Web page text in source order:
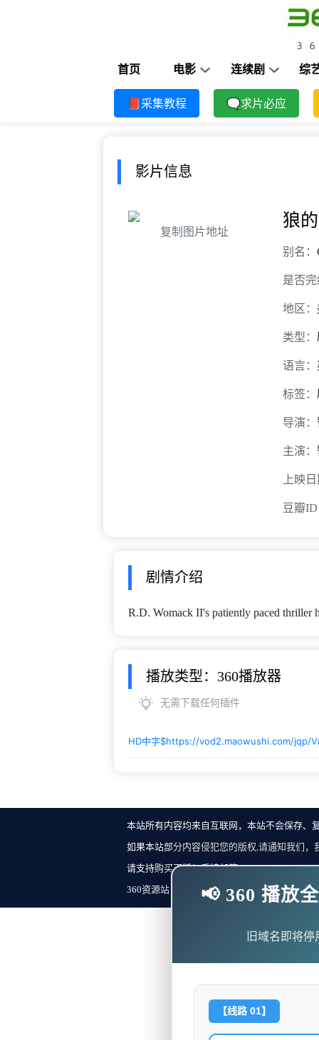
首页 电影 连续剧 综
📕采集教程 🗨求片必应
影片信息
复制图片地址
狼
别名：
是否
地区：
类型：
语言：
标签：
导演：
主演：
上映
豆瓣
剧情介绍
R.D. Womack II's patiently paced thriller
播放类型：360播放器
无需下载任何插件
HD中字$https://vod2.maowushi.com/jqp/
本站所有内容均来自互联网，本站不会保存、
如果本站部分内容侵犯您的版权,请通知我们
请支持购买正版！反馈邮箱：
360资源站 Copyright ©2018-2023 All Rights
📢 360 播放
旧域名即将
【线路 01】